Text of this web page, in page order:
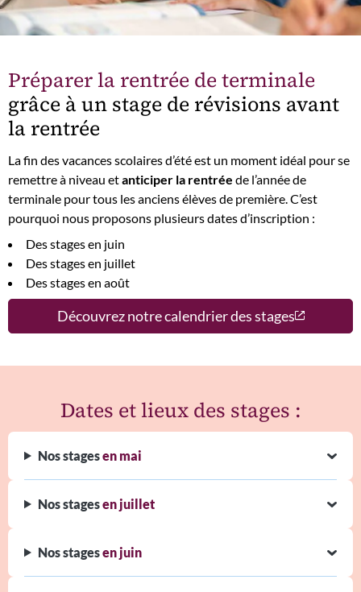
Préparer la rentrée de terminale
grâce à un stage de révisions avant
la rentrée
La fin des vacances scolaires d’été est un moment idéal pour se
remettre à niveau etanticiper la rentrée de l’année de
terminale pour tous les anciens élèves de première. C’est
pourquoi nous proposons plusieurs dates d’inscription :
Des stages en juin
Des stages en juillet
Des stages en août
Découvrez notre calendrier des stages
Dates et lieux des stages :
Nos stagesen mai
Nos stagesen juillet
Nos stagesen juin